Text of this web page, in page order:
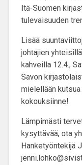
Itä-Suomen
tulevaisuuden
Lisää
johtajien
kahveilla 12.4.,
Savon
mielellään
kokouksiinne!
Lämpimästi
kysyttävää, ota
Hanketyöntekijä